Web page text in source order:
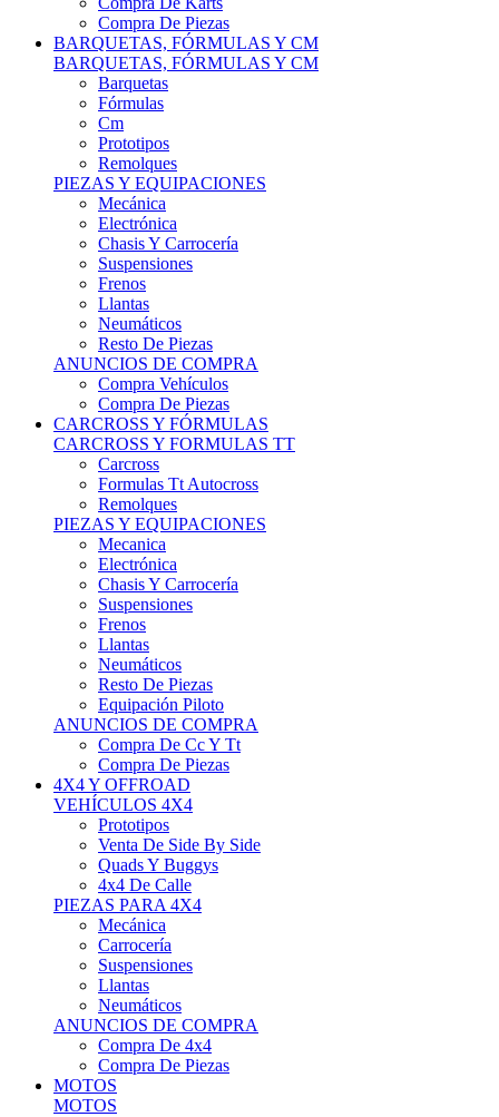
BARQUETAS, FÓRMULAS Y CM
BARQUETAS, FÓRMULAS Y CM
Barquetas
Fórmulas
Cm
Prototipos
Remolques
PIEZAS Y EQUIPACIONES
Mecánica
Electrónica
Chasis Y Carrocería
Suspensiones
Frenos
Llantas
Neumáticos
Resto De Piezas
ANUNCIOS DE COMPRA
Compra Vehículos
Compra De Piezas
CARCROSS Y FÓRMULAS
CARCROSS Y FORMULAS TT
Carcross
Formulas Tt Autocross
Remolques
PIEZAS Y EQUIPACIONES
Mecanica
Electrónica
Chasis Y Carrocería
Suspensiones
Frenos
Llantas
Neumáticos
Resto De Piezas
Equipación Piloto
ANUNCIOS DE COMPRA
Compra De Cc Y Tt
Compra De Piezas
4X4 Y OFFROAD
VEHÍCULOS 4X4
Prototipos
Venta De Side By Side
Quads Y Buggys
4x4 De Calle
PIEZAS PARA 4X4
Mecánica
Carrocería
Suspensiones
Llantas
Neumáticos
ANUNCIOS DE COMPRA
Compra De 4x4
Compra De Piezas
MOTOS
MOTOS
Motos De Circuito